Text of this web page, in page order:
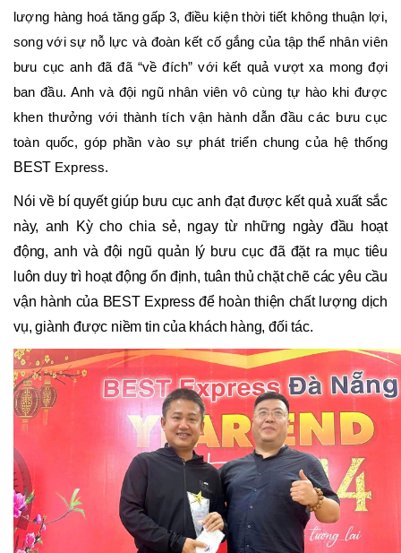
lượng hàng hoá tăng gấp 3, điều kiện thời tiết không thuận lợi,
song với sự nỗ lực và đoàn kết cố gắng của tập thể nhân viên
bưu cục anh đã đã “về đích” với kết quả vượt xa mong đợi
ban đầu. Anh và đội ngũ nhân viên vô cùng tự hào khi được
khen thưởng với thành tích vận hành dẫn đầu các bưu cục
toàn quốc, góp phần vào sự phát triển chung của hệ thống
BEST Express.
Nói về bí quyết giúp bưu cục anh đạt được kết quả xuất sắc
này, anh Kỳ cho chia sẻ, ngay từ những ngày đầu hoạt
động, anh và đội ngũ quản lý bưu cục đã đặt ra mục tiêu
luôn duy trì hoạt động ổn định, tuân thủ chặt chẽ các yêu cầu
vận hành của BEST Express để hoàn thiện chất lượng dịch
vụ, giành được niềm tin của khách hàng, đối tác.